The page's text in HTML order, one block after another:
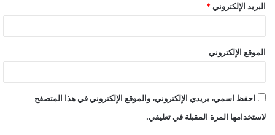
البريد الإلكتروني *
الموقع الإلكتروني
احفظ اسمي، بريدي الإلكتروني، والموقع الإلكتروني في هذا المتصفح
لاستخدامها المرة المقبلة في تعليقي.